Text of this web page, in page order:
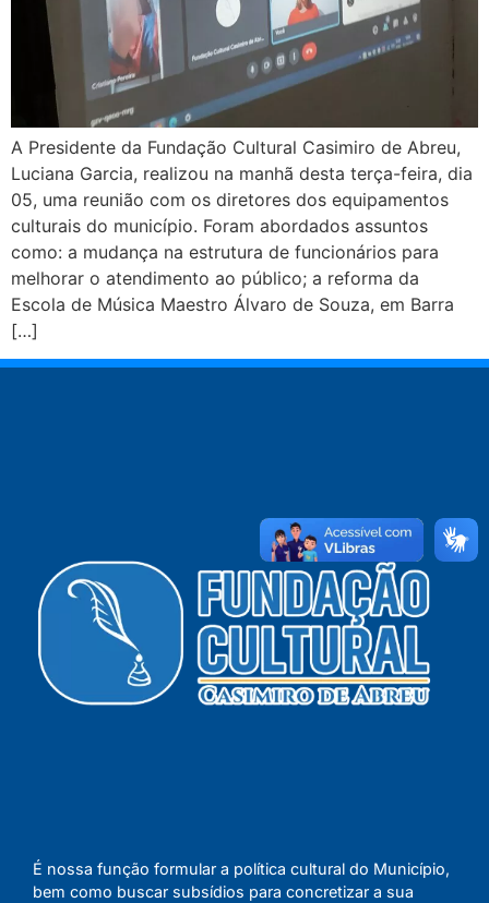
A Presidente da Fundação Cultural Casimiro de Abreu,
Luciana Garcia, realizou na manhã desta terça-feira, dia
05, uma reunião com os diretores dos equipamentos
culturais do município. Foram abordados assuntos
como: a mudança na estrutura de funcionários para
melhorar o atendimento ao público; a reforma da
Escola de Música Maestro Álvaro de Souza, em Barra
[…]
É nossa função formular a política cultural do Município,
bem como buscar subsídios para concretizar a sua